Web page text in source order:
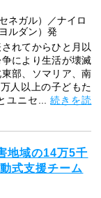
ネガル）／ナイロ
ルダン）発
れてからひと月以
により生活が壊滅
部、ソマリア、南
人以上の子どもた
ユニセ...続きを読
地域の14万5千
式支援チーム